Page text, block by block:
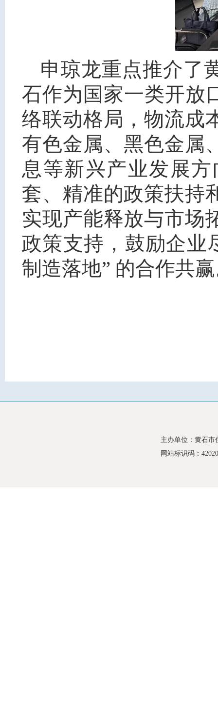
申琼龙重点推介了
石作为国家一类开放
络联动格局，物流成
有色金属、黑色金属
息等新兴产业发展
套、精准的政策扶持
实现产能释放与市场
政策支持，鼓励企业
制造落地” 的合作共
主办单位：黄石市
网站标识码：